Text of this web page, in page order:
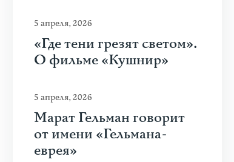
5 апреля, 2026
«Где тени грезят светом».
О фильме «Кушнир»
5 апреля, 2026
Марат Гельман говорит
от имени «Гельмана-
еврея»